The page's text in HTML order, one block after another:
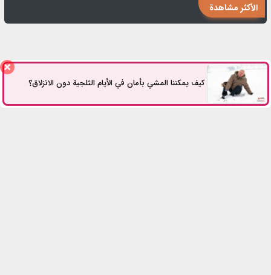
الأكثر مشاهدة
كيف يمكننا المشي بأمان في الأيام الثلجية دون الانزلاق؟